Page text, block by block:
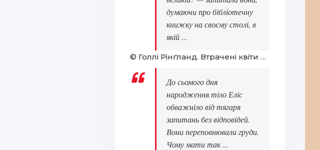
думаючи про бібліотечну
книжку на своєму столі, в
якій ...
© Голлі Рінґланд. Втрачені квіти Еліс Гарт
До сьомого дня
народження тіло Еліс
обважніло від тягаря
запитань без відповідей.
Вони переповнювали груди.
Чому мати так ...